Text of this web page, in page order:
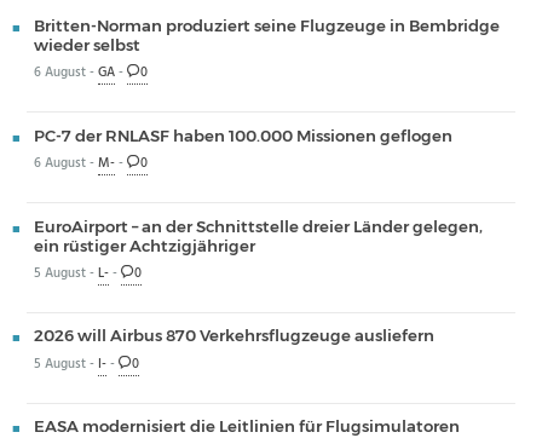
Britten-Norman produziert seine Flugzeuge in Bembridge
wieder selbst
6 August -GA- 0
PC-7 der RNLASF haben 100.000 Missionen geflogen
6 August -M-- 0
EuroAirport – an der Schnittstelle dreier Länder gelegen,
ein rüstiger Achtzigjähriger
5 August -L-- 0
2026 will Airbus 870 Verkehrsflugzeuge ausliefern
5 August - I-- 0
EASA modernisiert die Leitlinien für Flugsimulatoren